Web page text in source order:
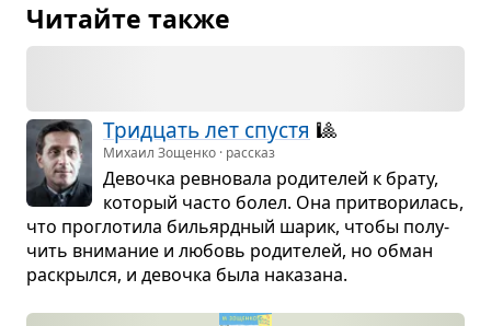
Читайте также
Трид­цать лет спу­стя 🎱
Михаил Зощенко · рассказ
Девочка рев­но­вала роди­те­лей к брату,
кото­рый часто болел. Она при­тво­ри­лась,
что про­гло­тила бильярд­ный шарик, чтобы полу­
чить вни­ма­ние и любовь роди­те­лей, но обман
рас­крылся, и девочка была нака­зана.